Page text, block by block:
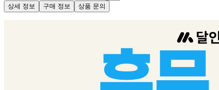
상세 정보 구매 정보 상품 문의